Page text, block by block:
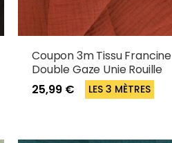
Coupon 3m Tissu Francine
Double Gaze Unie Rouille
25,99 €
LES 3 MÈTRES